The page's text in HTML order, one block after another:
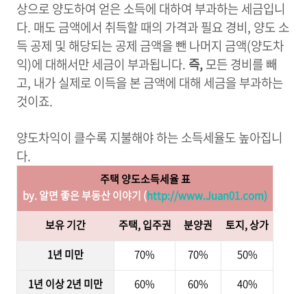
상으로 양도하여 얻은 소득에 대하여 부과하는 세금입니
다. 매도 금액에서 취득할 때의 가격과 필요 경비, 양도 소
득 공제 및 해당되는 공제 금액을 뺀 나머지 금액(양도차
익)에 대해서만 세금이 부과됩니다. 즉,모든 경비를 빼
고, 내가 실제로 이득을 본 금액에 대해 세금을 부과하는
것이죠.
양도차익이 클수록 지불해야 하는 소득세율도 높아집니
다.
주택 양도소득세율 표
by. 알면 좋은 부동산 이야기 (http://www.Juan01.com)
보유 기간
주택, 입주권 분양권
토지, 상가
1년 미만
70% 70%
50%
1년 이상 2년 미만
60% 60% 40%